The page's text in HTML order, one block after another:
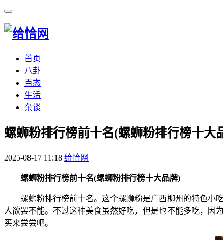
首页
八卦
百态
生活
杂谈
螺蛳粉排行榜前十名(螺蛳粉排行榜十大
2025-08-17 11:18 给恰网
螺蛳粉排行榜前十名(螺蛳粉排行榜十大品牌)
螺蛳粉排行榜前十名。这个螺蛳粉是广西柳州的特色小
人欲罢不能。不过这种美食虽然好吃，但是也不能多吃，因
买来尝尝吧。